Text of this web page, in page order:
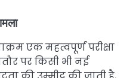
एक महत्वपूर्ण परीक्षा
पर किसी भी नई